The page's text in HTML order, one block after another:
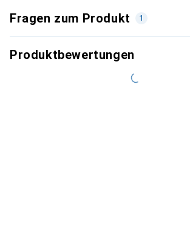
Fragen zum Produkt 1
Produktbewertungen